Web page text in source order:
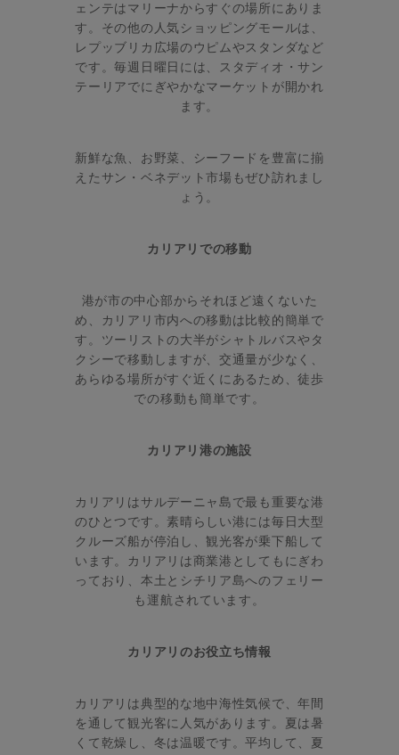
ェンテはマリーナからすぐの場所にありま
す。その他の人気ショッピングモールは、
レプッブリカ広場のウピムやスタンダなど
です。毎週日曜日には、スタディオ・サン
テーリアでにぎやかなマーケットが開かれ
ます。
新鮮な魚、お野菜、シーフードを豊富に揃
えたサン・ベネデット市場もぜひ訪れまし
ょう。
カリアリでの移動
港が市の中心部からそれほど遠くないた
め、カリアリ市内への移動は比較的簡単で
す。ツーリストの大半がシャトルバスやタ
クシーで移動しますが、交通量が少なく、
あらゆる場所がすぐ近くにあるため、徒歩
での移動も簡単です。
カリアリ港の施設
カリアリはサルデーニャ島で最も重要な港
のひとつです。素晴らしい港には毎日大型
クルーズ船が停泊し、観光客が乗下船して
います。カリアリは商業港としてもにぎわ
っており、本土とシチリア島へのフェリー
も運航されています。
カリアリのお役立ち情報
カリアリは典型的な地中海性気候で、年間
を通して観光客に人気があります。夏は暑
くて乾燥し、冬は温暖です。平均して、夏